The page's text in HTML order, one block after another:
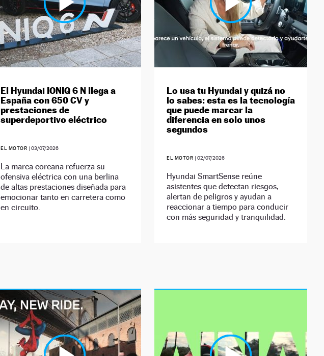
El Hyundai IONIQ 6 N llega a
España con 650 CV y
prestaciones de
superdeportivo eléctrico
EL MOTOR | 03/07/2026
La marca coreana refuerza su
ofensiva eléctrica con una berlina
de altas prestaciones diseñada para
emocionar tanto en carretera como
en circuito.
Lo usa tu Hyundai y quizá no
lo sabes: esta es la tecnología
que puede marcar la
diferencia en solo unos
segundos
EL MOTOR | 02/07/2026
Hyundai SmartSense reúne
asistentes que detectan riesgos,
alertan de peligros y ayudan a
reaccionar a tiempo para conducir
con más seguridad y tranquilidad.